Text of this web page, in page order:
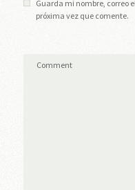
Guarda mi nombre, correo
próxima vez que comente.